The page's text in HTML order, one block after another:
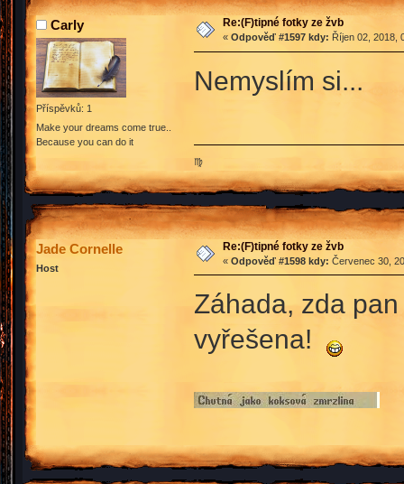
Carly
Příspěvků: 1
Make your dreams come true..
Because you can do it
Re:(F)tipné fotky ze žvb
« Odpověď #1597 kdy: Říjen 02, 2018,
Nemyslím si...
♍
Jade Cornelle
Host
Re:(F)tipné fotky ze žvb
« Odpověď #1598 kdy: Červenec 30,
Záhada, zda
vyřešena!